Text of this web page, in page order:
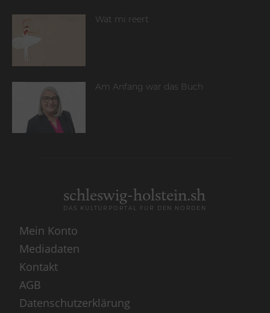
Wat mi reert
Am Anfang war das Buch
schleswig-holstein.sh
DAS KULTURPORTAL FÜR DEN NORDEN
Mein Konto
Mediadaten
Kontakt
AGB
Datenschutzerklärung